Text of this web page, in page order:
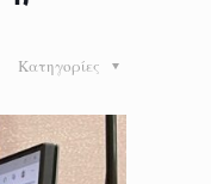
Κατηγορίες